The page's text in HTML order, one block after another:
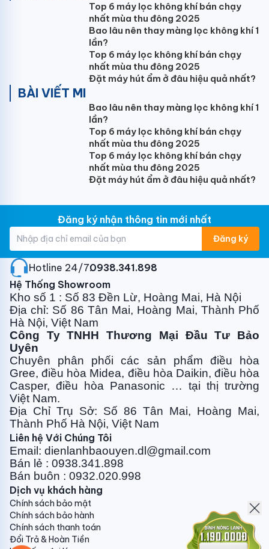
Model HIC 24TMU Loại 1 chiều (Lạnh/Nóng) Công
nghệ Inverter Có Diện tích sử dụng Từ 30m² - dưới
40m² (≤ 120 m³)
THÔNG SỐ ĐVT HIC 24TMU Loại máy 1 chiều (Lạnh)
Môi chất làm lạnh R32/830 Công suất nhiệt (Làm
lạnh) W 6017 Chỉ số hiệu suất làm lạnh toàn mùa
Top 6 máy lọc không khí bán chạy
nhất mùa thu đông 2025
Bao lâu nên thay màng lọc không khí 1
lần?
Top 6 máy lọc không khí bán chạy
nhất mùa thu đông 2025
Đặt máy hút ẩm ở đâu hiệu quả nhất?
BÀI VIẾT MI
Bao lâu nên thay màng lọc không khí 1
lần?
Top 6 máy lọc không khí bán chạy
nhất mùa thu đông 2025
Top 6 máy lọc không khí bán chạy
nhất mùa thu đông 2025
Đặt máy hút ẩm ở đâu hiệu quả nhất?
Đăng ký nhận thông tin mới nhất
Đăng ký
Hotline 24/7:0938.341.898
Hệ Thống Showroom
Kho số 1 : Số 83 Đền Lừ, Hoàng Mai, Hà Nội
Địa chỉ: Số 86 Tân Mai, Hoàng Mai, Thành Phố
Hà Nội, Việt Nam
Công Ty TNHH Thương Mại Đầu Tư Bảo
Uyên
Chuyên phân phối các sản phẩm điều hòa
Gree, điều hòa Midea, điều hòa Daikin, điều hòa
Casper, điều hòa Panasonic … tại thị trường
Việt Nam.
Địa Chỉ Trụ Sở: Số 86 Tân Mai, Hoàng Mai,
Thành Phố Hà Nội, Việt Nam
Liên hệ Với Chúng Tôi
Email: dienlanhbaouyen.dl@gmail.com
Bán lẻ : 0938.341.898
Bán buôn : 0932.020.998
Dịch vụ khách hàng
Chính sách bảo mật
Chính sách bảo hành
Chính sách thanh toán
Đổi Trả & Hoàn Tiền